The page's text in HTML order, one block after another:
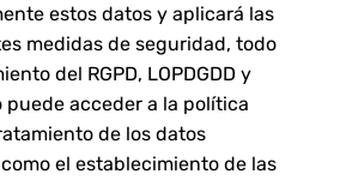
estos datos y aplicará las
medidas de seguridad, todo
del RGPD, LOPDGDD y
puede acceder a la política
de los datos
el establecimiento de las